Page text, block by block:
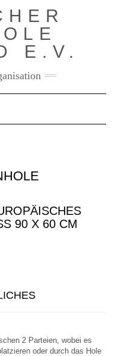
E.V.
Navigation
90 X 60 CM C
2 Parteien, wobei es
oder durch das Hole